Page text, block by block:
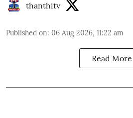
thanthitv
Published on: 06 Aug 2026, 11:22 am
Read More